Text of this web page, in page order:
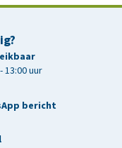
13:00 uur
bericht